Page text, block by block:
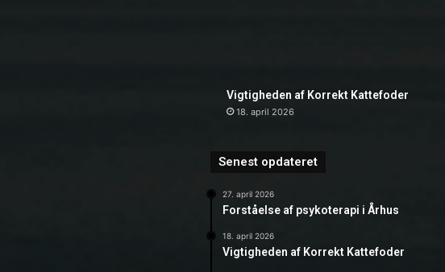
Vigtigheden af Korrekt Kattefoder
18. april 2026
Senest opdateret
27. april 2026
Forståelse af psykoterapi i Århus
18. april 2026
Vigtigheden af Korrekt Kattefoder